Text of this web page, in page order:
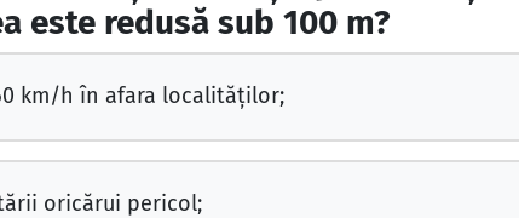
este redusă sub 100 m?
km/h în afara localităţilor;
oricărui pericol;